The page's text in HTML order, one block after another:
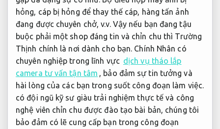
hỏng, cáp bị hỏng để thay thế cáp, hàng tấn ảnh
đang được chuyên chở, v.v. Vậy nếu bạn đang tậu
buộc phải một shop đáng tin và chỉn chu thì Trường
Thịnh chính là nơi dành cho bạn. Chính Nhân có
chuyên nghiệp trong lĩnh vực dịch vụ tháo lắp
camera tư vấn tận tâm , bảo đảm sự tin tưởng và
hài lòng của các bạn trong suốt công đoạn làm việc.
có đội ngũ kỹ sư giàu trải nghiệm thực tế và công
nghệ viên chỉn chu được đào tạo bài bản, chúng tôi
bảo đảm có lẽ cung cấp bạn trong công đoạn